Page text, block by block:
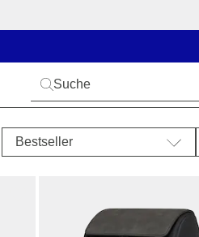
Bestseller